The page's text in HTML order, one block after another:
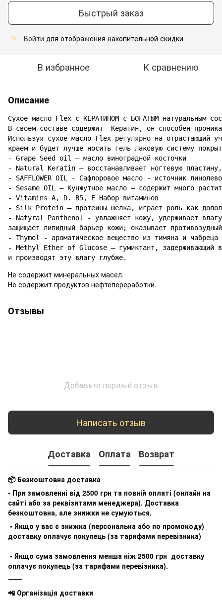
Быстрый заказ
% Войти для отображения накопительной скидки
В избранное К сравнению
Описание
Сухое масло Flex с КЕРАТИНОМ с БОГАТЫМ натуральным
В своем составе содержит  Кератин, он способен
Используя сухое масло Flex регулярно на отрастающий
краем и будет лучше носить гель лаковую систему
- Grape Seed oil – масло виноградной косточки
- Natural Keratin – восстанавливает ногтевую
- SAFFLOWER OIL - Сафлоровое масло - источник
- Sesame OIL – Кунжутное масло – содержит много
- Vitamins A, D. B5, E Набор витаминов
- Silk Protein – протеины шелка, играет роль как
- Natyral Panthenol - увлажняет кожу, удерживает
защищает липидный барьер кожи; оказывает
- Thymol - ароматическое вещество из тимяна и чабреца
- Methyl Ether of Glucose – гумиктант, задерживающий
и производят эту влагу глубже.
Не содержит минеральных масел.
Не содержит продуктов нефтепереработки.
Отзывы
Добавьте первый отзыв
Написать отзыв
Доставка Оплата Возврат
📦 Безкоштовна доставка
• При замовленні від 2500 грн та повній оплаті (онлайн на
сайті або за реквізитами менеджера). Доставка
безкоштовна, але знижки не сумуються.
• Якщо у вас є знижка (персональна або по промокоду)
доставку оплачує покупець (за тарифами перевізника)
• Якщо сума замовлення менша ніж 2500 грн доставку
оплачує покупець (за тарифами перевізника).
⸻
📲 Організація доставки